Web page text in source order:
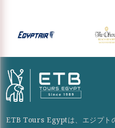
ETB Tours Egyptは、エジプト